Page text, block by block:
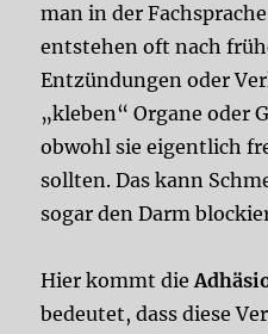
man in der
entstehen oft nach
Entzündungen oder
„kleben“ Organe oder
obwohl sie eigentlich
sollten. Das kann
sogar den Darm
Hier kommt die
bedeutet, dass diese